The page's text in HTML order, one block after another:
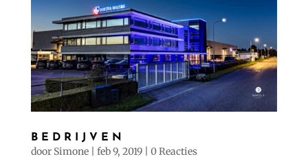
BEDRIJVEN
door Simone| feb 9, 2019| 0 Reacties